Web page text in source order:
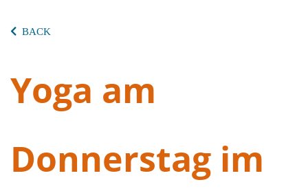
BACK
Yoga am
Donnerstag im